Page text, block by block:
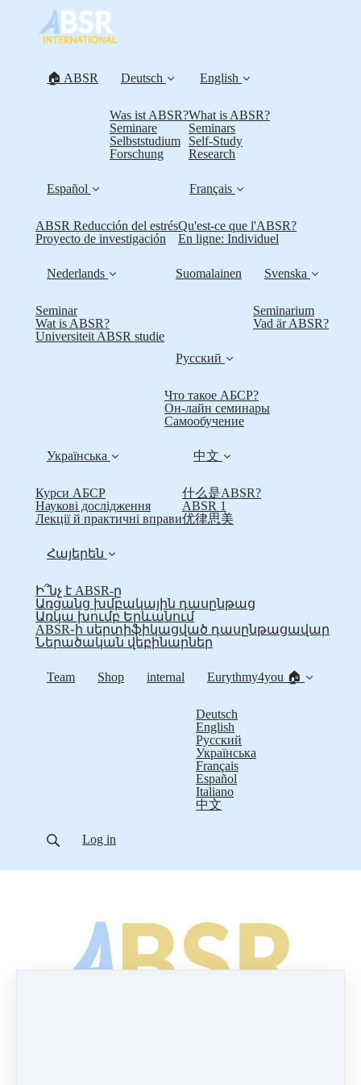
🏠 ABSR Deutsch
Was ist ABSR?
Seminare
Selbststudium
Forschung
English
What is ABSR?
Seminars
Self-Study
Research
Español
ABSR Reducción del estrés
Proyecto de investigación
Français
Qu'est-ce que l'ABSR?
En ligne: Individuel
Nederlands
Seminar
Wat is ABSR?
Universiteit ABSR studie
Suomalainen Svenska
Seminarium
Vad är ABSR?
Русский
Что такое АБСР?
Он-лайн семинары
Самообучение
Українська
Курси АБСР
Наукові дослідження
Лекції й практичні вправи
中文
什么是ABSR?
ABSR 1
优律思美
Հայերեն
Ի՞նչ է ABSR-ը
Առցանց խմբակային դասընթաց
Առկա խումբ Երևանում
ABSR֊ի սերտիֆիկացված դասընթացավար
Ներածական վեբինարներ
Team Shop internal Eurythmy4you 🏠
Deutsch
English
Русский
Українська
Français
Español
Italiano
中文
Log in